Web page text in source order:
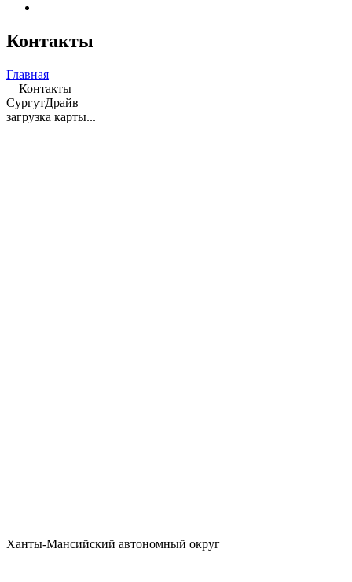
Контакты
Главная
—Контакты
СургутДрайв
загрузка карты...
Ханты-Мансийский автономный округ